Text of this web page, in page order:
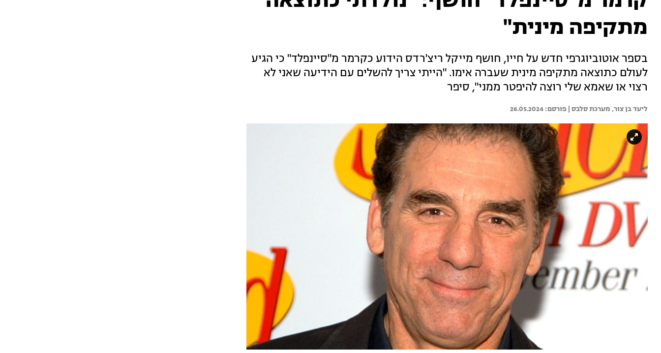
מתקיפה מינית"
בספר אוטוביוגרפי חדש על חייו, חושף מייקל ריצ'רדס הידוע כקרמר מ"סיינפלד" כי הגיע
לעולם כתוצאה מתקיפה מינית שעברה אימו. "הייתי צריך להשלים עם הידיעה שאני לא
רצוי או שאמא שלי רוצה להיפטר ממני", סיפר
ליעד בן צור, מערכת סלבס | 26.05.2024